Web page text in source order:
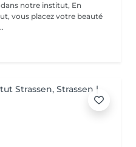
vous placez votre beauté